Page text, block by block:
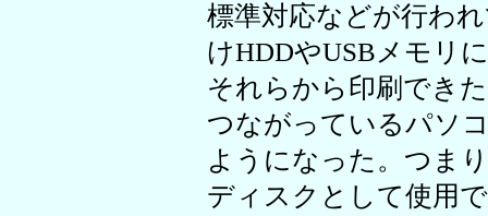
標準対応などが行わ
けHDDやUSBメモリ
それらから印刷でき
つながっているパソ
ようになった。つま
ディスクとして使用